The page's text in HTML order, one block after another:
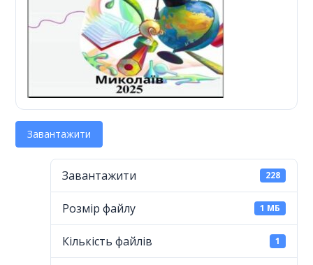
Завантажити
Завантажити 228
Розмір файлу 1 МБ
Кількість файлів 1